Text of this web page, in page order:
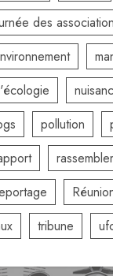
des
pollution
tribune